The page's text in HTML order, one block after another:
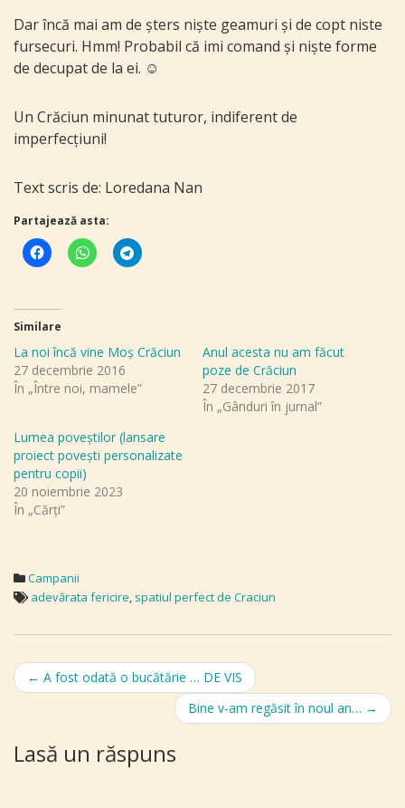
Dar încă mai am de șters niște geamuri și de copt niste
fursecuri. Hmm! Probabil că imi comand și niște forme
de decupat de la ei. ☺
Un Crăciun minunat tuturor, indiferent de
imperfecțiuni!
Text scris de: Loredana Nan
Partajează asta:
Similare
La noi încă vine Moş Crăciun
27 decembrie 2016
În „Între noi, mamele”
Anul acesta nu am făcut
poze de Crăciun
27 decembrie 2017
În „Gânduri în jurnal”
Lumea poveștilor (lansare
proiect povești personalizate
pentru copii)
20 noiembrie 2023
În „Cărți”
Campanii
adevărata fericire, spatiul perfect de Craciun
Post
← A fost odată o bucătărie … DE VIS
Bine v-am regăsit în noul an… →
Lasă un răspuns